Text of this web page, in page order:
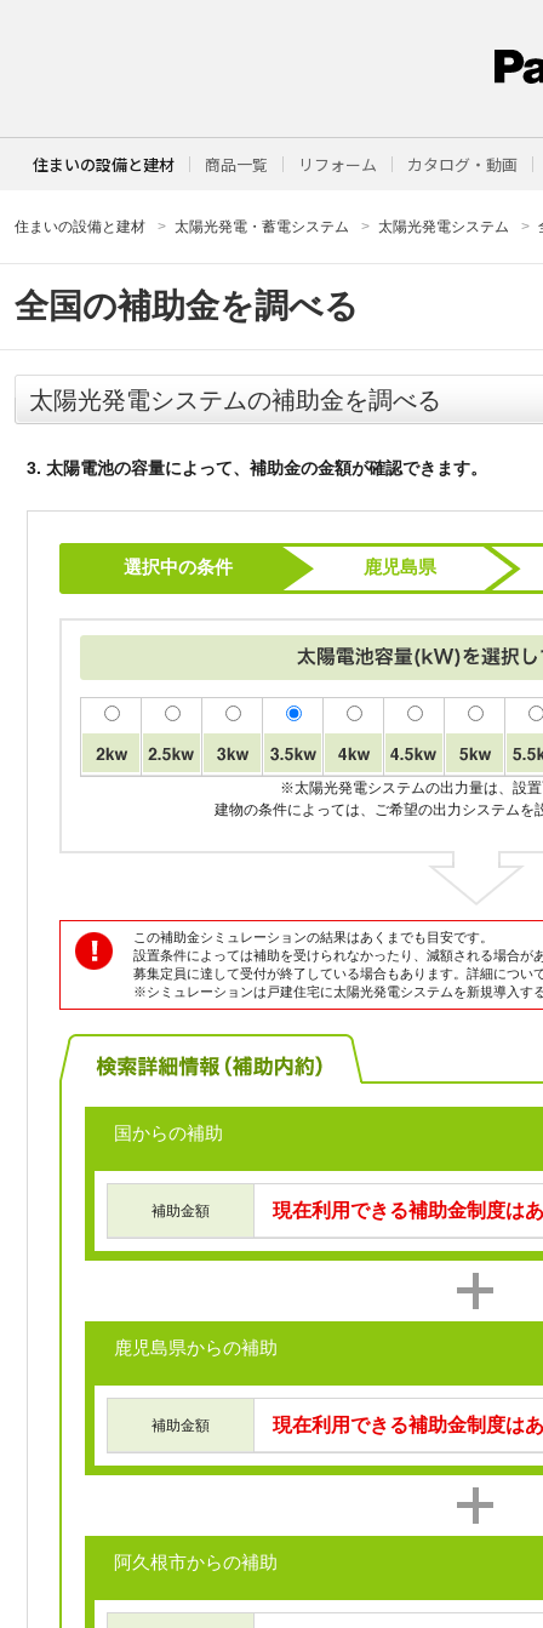
住まいの設備と建材 商品一覧 リフォーム カタログ・動画
住まいの設備と建材 太陽光発電・蓄電システム 太陽光発電システム
全国の補助金を調べる
太陽光発電システムの補助金を調べる
3. 太陽電池の容量によって、補助金の金額が確認できます。
選択中の条件 鹿児島県
※太陽光発電システムの出力量は、設
建物の条件によっては、ご希望の出力システムを
この補助金シミュレーションの結果はあくまでも目安です。
設置条件によっては補助を受けられなかったり、減額される場合が
募集定員に達して受付が終了している場合もあります。詳細につい
※シミュレーションは戸建住宅に太陽光発電システムを新規導入す
国からの補助
補助金額 現在利用できる補助金制度は
鹿児島県からの補助
補助金額 現在利用できる補助金制度は
阿久根市からの補助